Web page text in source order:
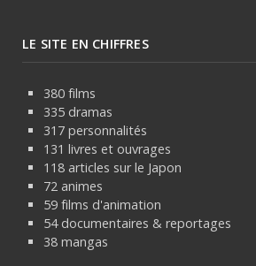
LE SITE EN CHIFFRES
380 films
335 dramas
317 personnalités
131 livres et ouvrages
118 articles sur le Japon
72 animes
59 films d'animation
54 documentaires & reportages
38 mangas